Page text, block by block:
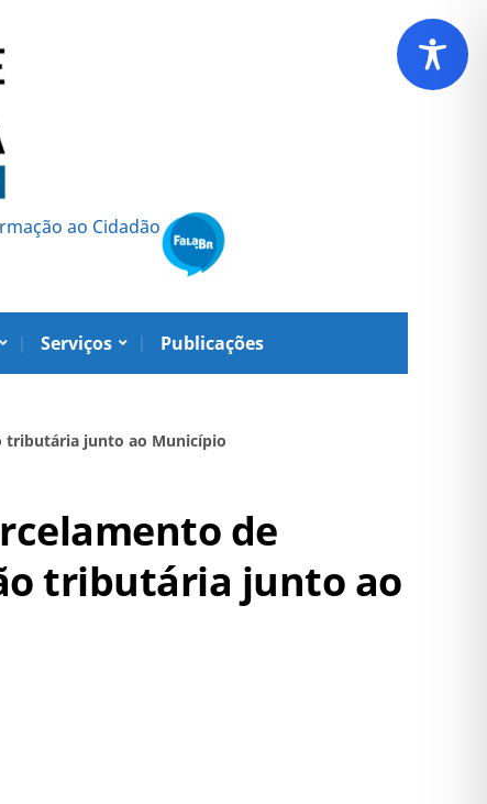
ao Cidadão
Serviços Publicações
tributária junto ao Município
de
tributária junto ao